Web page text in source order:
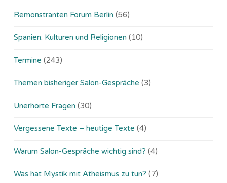
Remonstranten Forum Berlin (56)
Spanien: Kulturen und Religionen (10)
Termine (243)
Themen bisheriger Salon-Gespräche (3)
Unerhörte Fragen (30)
Vergessene Texte – heutige Texte (4)
Warum Salon-Gespräche wichtig sind? (4)
Was hat Mystik mit Atheismus zu tun? (7)